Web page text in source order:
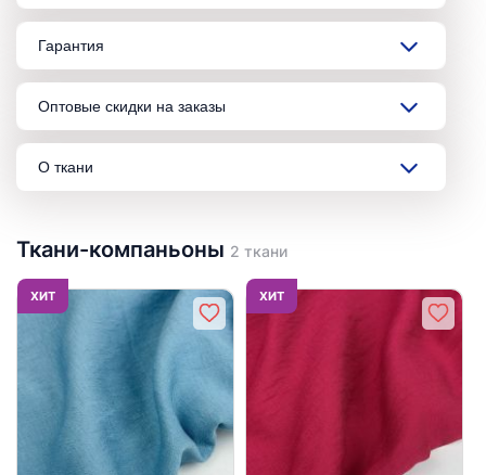
Гарантия
Оптовые скидки на заказы
О ткани
Ткани-компаньоны 2 ткани
ХИТ ХИТ